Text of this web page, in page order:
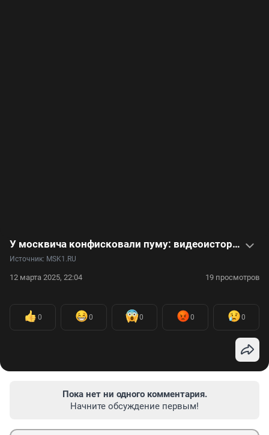
У москвича конфисковали пуму: видеоистория Сергея Татаринцева и его питомца по кличке Геркулес
Источник: MSK1.RU
12 марта 2025, 22:04 19 просмотров
0 0 0 0 0
Пока нет ни одного комментария.
Начните обсуждение первым!